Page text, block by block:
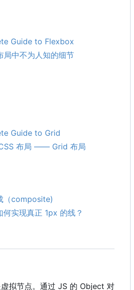
Guide to Flexbox
局中不为人知的细节
Guide to Grid
布局 —— Grid 布局
（composite)
何实现真正 1px 的线？
拟节点。通过 JS 的 Object 对